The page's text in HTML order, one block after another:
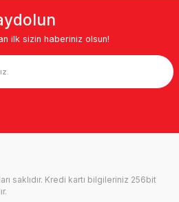
ilk sizin haberiniz olsun!
saklıdır. Kredi kartı bilgileriniz 256bit